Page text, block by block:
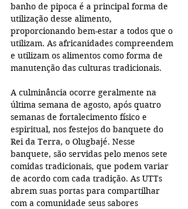
banho de pipoca é a principal forma de
utilização desse alimento,
proporcionando bem-estar a todos que o
utilizam. As africanidades compreendem
e utilizam os alimentos como forma de
manutenção das culturas tradicionais.
A culminância ocorre geralmente na
última semana de agosto, após quatro
semanas de fortalecimento físico e
espiritual, nos festejos do banquete do
Rei da Terra, o Olugbajé. Nesse
banquete, são servidas pelo menos sete
comidas tradicionais, que podem variar
de acordo com cada tradição. As UTTs
abrem suas portas para compartilhar
com a comunidade seus sabores